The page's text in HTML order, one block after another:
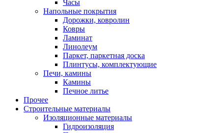
Часы
Напольные покрытия
Дорожки, ковролин
Ковры
Ламинат
Линолеум
Паркет, паркетная доска
Плинтусы, комплектующие
Печи, камины
Камины
Печное литье
Прочее
Строительные материалы
Изоляционные материалы
Гидроизоляция